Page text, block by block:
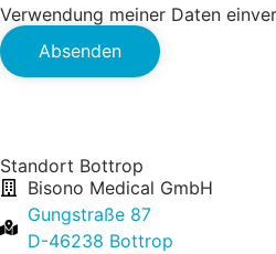
Verwendung meiner Daten
Absenden
Standort Bottrop
Bisono Medical GmbH
Gungstraße 87
D-46238 Bottrop